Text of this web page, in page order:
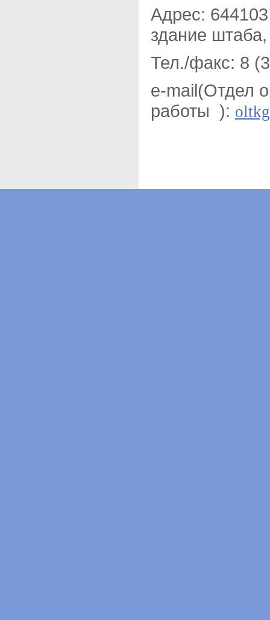
Адрес:
здание
Тел./факс: 8
e-mail(Отдел
работы ):